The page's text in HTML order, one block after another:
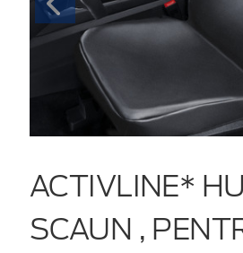
ACTIVLINE*
SCAUN ,